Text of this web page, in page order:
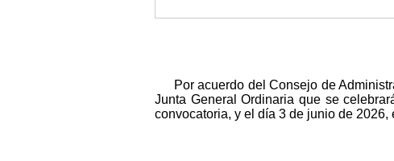
Por acuerdo del Consejo de
Junta General Ordinaria que se
convocatoria, y el día 3 de junio de